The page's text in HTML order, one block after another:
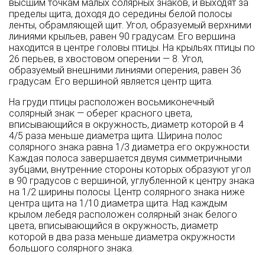
высшим точкам малых солярных знаков, и выходят за
пределы щита, доходя до середины белой полосы
ленты, обрамляющей щит. Угол, образуемый верхними
линиями крыльев, равен 90 градусам. Его вершина
находится в центре головы птицы. На крыльях птицы по
26 перьев, в хвостовом оперении — 8. Угол,
образуемый внешними линиями оперения, равен 36
градусам. Его вершиной является центр щита.
На груди птицы расположен восьмиконечный
солярный знак — оберег красного цвета,
вписывающийся в окружность, диаметр которой в 4
4/5 раза меньше диаметра щита. Ширина полос
солярного знака равна 1/3 диаметра его окружности.
Каждая полоса завершается двумя симметричными
зубцами, внутренние стороны которых образуют угол
в 90 градусов с вершиной, углубленной к центру знака
на 1/2 ширины полосы. Центр солярного знака ниже
центра щита на 1/10 диаметра щита. Над каждым
крылом лебедя расположен солярный знак белого
цвета, вписывающийся в окружность, диаметр
которой в два раза меньше диаметра окружности
большого солярного знака.